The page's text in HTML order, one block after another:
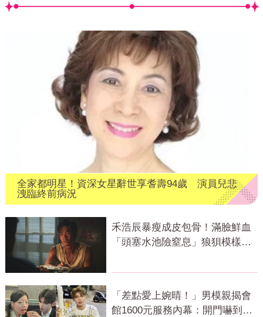
全家都明星！資深女星辭世享耆壽94歲 演員兒悲
洩臨終前病況
禾浩辰暴瘦成皮包骨！滿臉鮮血
「頭塞水池險窒息」狼狽模樣判
「差點愛上婉晴！」男模親揭會
館1600元服務內幕：開門嚇到險